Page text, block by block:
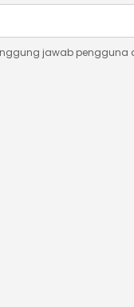
jawab pengguna